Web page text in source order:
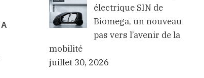
électrique SIN de
Biomega, un nouveau
pas vers l’avenir de la
mobilité
juillet 30, 2026